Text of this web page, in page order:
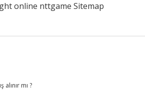
online nttgame Sitemap
mı ?